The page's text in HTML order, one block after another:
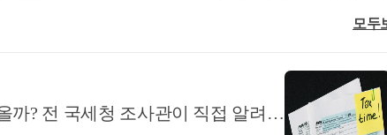
한 사태(예 : 부가가치세과에서 조사과로 세무
이 막막하고 캄캄하여 도저히 어디서부터 어떻게
도대체 어떻게 풀어가야 할지 모르시겠다구요?
모두
까? 전 국세청 조사관이 직접 알려드